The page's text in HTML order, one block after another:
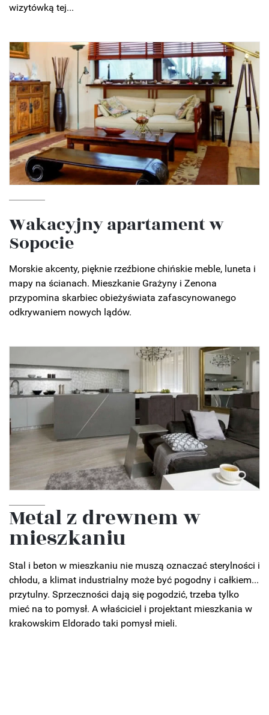
wizytówką tej...
Wakacyjny apartament w
Sopocie
Morskie akcenty, pięknie rzeźbione chińskie meble, luneta i
mapy na ścianach. Mieszkanie Grażyny i Zenona
przypomina skarbiec obieżyświata zafascynowanego
odkrywaniem nowych lądów.
Metal z drewnem w
mieszkaniu
Stal i beton w mieszkaniu nie muszą oznaczać sterylności i
chłodu, a klimat industrialny może być pogodny i całkiem...
przytulny. Sprzeczności dają się pogodzić, trzeba tylko
mieć na to pomysł. A właściciel i projektant mieszkania w
krakowskim Eldorado taki pomysł mieli.